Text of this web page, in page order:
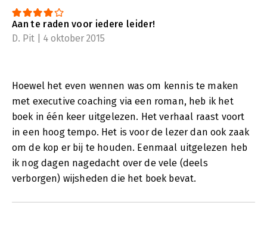
Aan te raden voor iedere leider!
D. Pit | 4 oktober 2015
Hoewel het even wennen was om kennis te maken
met executive coaching via een roman, heb ik het
boek in één keer uitgelezen. Het verhaal raast voort
in een hoog tempo. Het is voor de lezer dan ook zaak
om de kop er bij te houden. Eenmaal uitgelezen heb
ik nog dagen nagedacht over de vele (deels
verborgen) wijsheden die het boek bevat.